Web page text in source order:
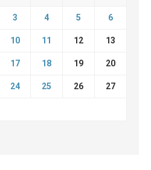
3 4 5 6
10 11 12 13
17 18 19 20
24 25 26 27